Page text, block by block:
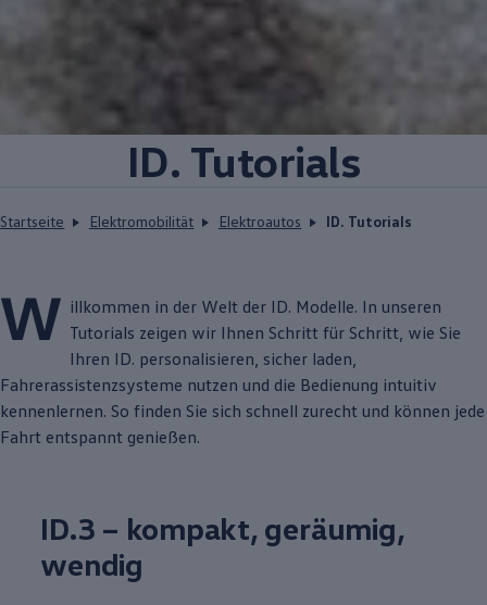
ID. Tutorials
Startseite Elektromobilität Elektroautos ID. Tutorials
W illkommen in der Welt der ID. Modelle. In unseren
Tutorials zeigen wir Ihnen Schritt für Schritt, wie Sie
Ihren ID. personalisieren, sicher laden,
Fahrerassistenzsysteme nutzen und die Bedienung intuitiv
kennenlernen. So finden Sie sich schnell zurecht und können jede
Fahrt entspannt genießen.
ID.3 – kompakt, geräumig,
wendig